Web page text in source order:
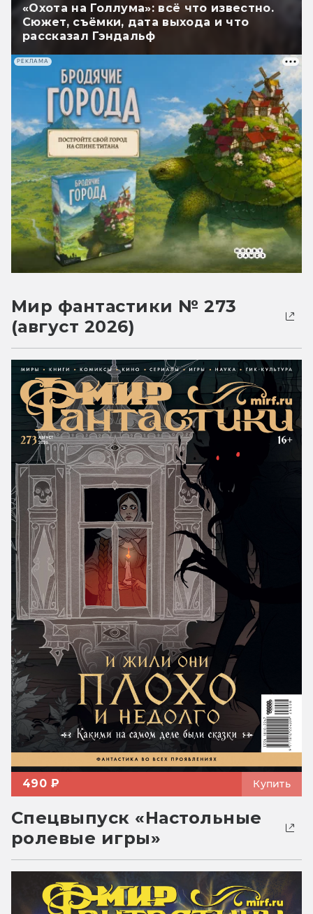
«Охота на Голлума»: всё что известно.
Сюжет, съёмки, дата выхода и что
рассказал Гэндальф
РЕКЛАМА
Мир фантастики № 273
(август 2026)
490 ₽ Купить
Спецвыпуск «Настольные
ролевые игры»